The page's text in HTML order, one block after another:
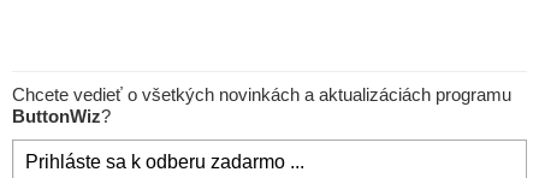
Chcete vedieť o všetkých novinkách a aktualizáciách programu
ButtonWiz?
Prihláste sa k odberu zadarmo ...